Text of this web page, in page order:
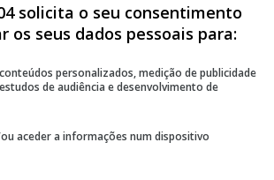
AGORA É OUTRO E MAIS ALTO
MILHÕES DE EUROS
INSÓLITO
solicita o seu consentimento
os seus dados pessoais para:
personalizados, medição de publicidade
de audiência e desenvolvimento de
aceder a informações num dispositivo